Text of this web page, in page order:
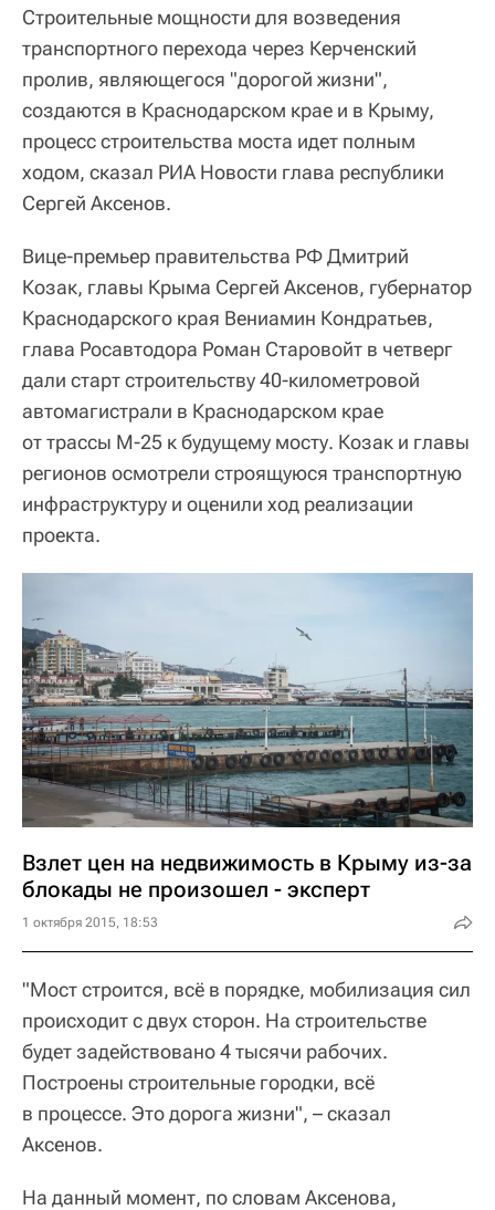
Строительные мощности для возведения
транспортного перехода через Керченский
пролив, являющегося "дорогой жизни",
создаются в Краснодарском крае и в Крыму,
процесс строительства моста идет полным
ходом, сказал РИА Новости глава республики
Сергей Аксенов.
Вице-премьер правительства РФ Дмитрий
Козак, главы Крыма Сергей Аксенов, губернатор
Краснодарского края Вениамин Кондратьев,
глава Росавтодора Роман Старовойт в четверг
дали старт строительству 40-километровой
автомагистрали в Краснодарском крае
от трассы М-25 к будущему мосту. Козак и главы
регионов осмотрели строящуюся транспортную
инфраструктуру и оценили ход реализации
проекта.
Взлет цен на недвижимость в Крыму из-за
блокады не произошел - эксперт
1 октября 2015, 18:53
"Мост строится, всё в порядке, мобилизация сил
происходит с двух сторон. На строительстве
будет задействовано 4 тысячи рабочих.
Построены строительные городки, всё
в процессе. Это дорога жизни", – сказал
Аксенов.
На данный момент, по словам Аксенова,